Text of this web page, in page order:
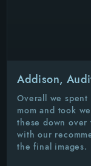
Addison,
Overall we
mom and took
these down
with our
the final images.